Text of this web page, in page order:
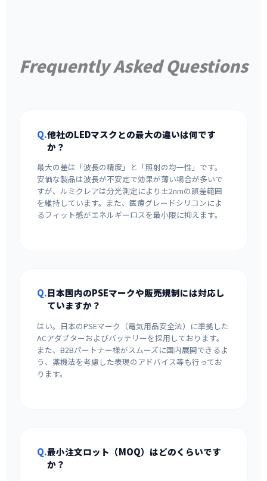
Frequently Asked Questions
Q.他社のLEDマスクとの最大の違いは何です
か？
最大の差は「波長の精度」と「照射の均一性」です。
安価な製品は波長が不安定で効果が薄い場合が多いで
すが、ルミクレアは分光測定により±2nmの誤差範囲
を維持しています。また、医療グレードシリコンによ
るフィット感がエネルギーロスを最小限に抑えます。
Q.日本国内のPSEマークや販売規制には対応し
ていますか？
はい。日本のPSEマーク（電気用品安全法）に準拠した
ACアダプターおよびバッテリーを採用しております。
また、B2Bパートナー様がスムーズに国内展開できるよ
う、薬機法を考慮した表現のアドバイス等も行ってお
ります。
Q.最小注文ロット（MOQ）はどのくらいです
か？